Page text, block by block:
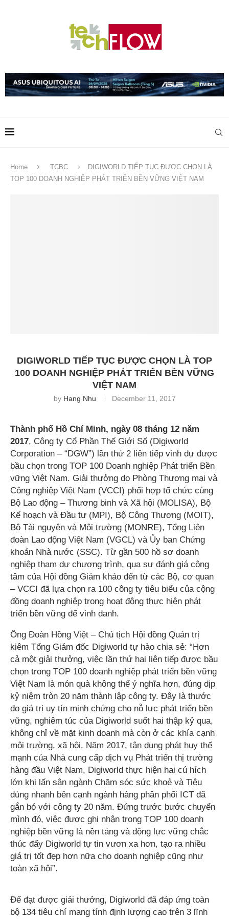
Home TCBC
DIGIWORLD TIẾP TỤC ĐƯỢC CHỌN LÀ
TOP 100 DOANH NGHIỆP PHÁT TRIỂN BỀN VỮNG VIỆT NAM
DIGIWORLD TIẾP TỤC ĐƯỢC CHỌN LÀ TOP
100 DOANH NGHIỆP PHÁT TRIỂN BỀN VỮNG
VIỆT NAM
by Hang Nhu December 11, 2017
Thành phố Hồ Chí Minh, ngày 08 tháng 12 năm
2017, Công ty Cổ Phần Thế Giới Số (Digiworld
Corporation – “DGW”) lần thứ 2 liên tiếp vinh dự được
bầu chọn trong TOP 100 Doanh nghiệp Phát triển Bền
vững Việt Nam. Giải thưởng do Phòng Thương mại và
Công nghiệp Việt Nam (VCCI) phối hợp tổ chức cùng
Bộ Lao động – Thương binh và Xã hội (MOLISA), Bộ
Kế hoạch và Đầu tư (MPI), Bộ Công Thương (MOIT),
Bộ Tài nguyên và Môi trường (MONRE), Tổng Liên
đoàn Lao động Việt Nam (VGCL) và Ủy ban Chứng
khoán Nhà nước (SSC). Từ gần 500 hồ sơ doanh
nghiệp tham dự chương trình, qua sự đánh giá công
tâm của Hội đồng Giám khảo đến từ các Bộ, cơ quan
– VCCI đã lựa chọn ra 100 công ty tiêu biểu của cộng
đồng doanh nghiệp trong hoạt động thực hiện phát
triển bền vững để vinh danh.
Ông Đoàn Hồng Việt – Chủ tịch Hội đồng Quản trị
kiêm Tổng Giám đốc Digiworld tự hào chia sẻ: “Hơn
cả một giải thưởng, việc lần thứ hai liên tiếp được bầu
chọn trong TOP 100 doanh nghiệp phát triển bền vững
Việt Nam là món quà không thể ý nghĩa hơn, đúng dịp
kỷ niệm tròn 20 năm thành lập công ty. Đây là thước
đo giá trị uy tín minh chứng cho nỗ lực phát triển bền
vững, nghiêm túc của Digiworld suốt hai thập kỷ qua,
không chỉ về mặt kinh doanh mà còn ở các khía cạnh
môi trường, xã hội. Năm 2017, tận dụng phát huy thế
mạnh của Nhà cung cấp dịch vụ Phát triển thị trường
hàng đầu Việt Nam, Digiworld thực hiện hai cú hích
lớn khi lấn sân ngành Chăm sóc sức khoẻ và Tiêu
dùng nhanh bên cạnh ngành hàng phân phối ICT đã
gắn bó với công ty 20 năm. Đứng trước bước chuyển
mình đó, việc được ghi nhận trong TOP 100 doanh
nghiệp bền vững là nền tảng và động lực vững chắc
thúc đẩy Digiworld tự tin vươn xa hơn, tạo ra nhiều
giá trị tốt đẹp hơn nữa cho doanh nghiệp cũng như
toàn xã hội”.
Để đạt được giải thưởng, Digiworld đã đáp ứng toàn
bộ 134 tiêu chí mang tính định lượng cao trên 3 lĩnh